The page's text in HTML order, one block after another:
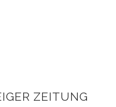
ZEITUNG